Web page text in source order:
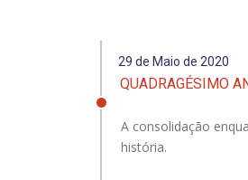
29 de Maio de 2020
QUADRAGÉSIMO
A consolidação
história.